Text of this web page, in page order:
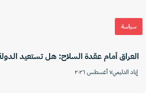
سياسة
العراق أمام عقدة السلاح: هل تستعيد
إياد الدليمي٧ أغسطس ٢٠٢٦